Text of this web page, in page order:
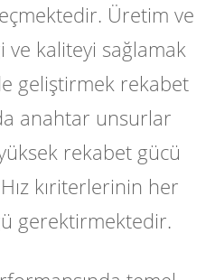
Üretim ve
ve kaliteyi sağlamak
geliştirmek rekabet
anahtar unsurlar
rekabet gücü
kıriterlerinin her
gerektirmektedir.